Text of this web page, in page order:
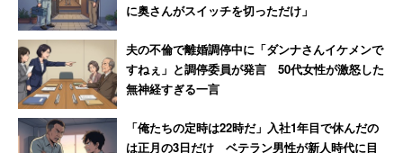
に奥さんがスイッチを切っただけ」
夫の不倫で離婚調停中に「ダンナさんイケメンで
すねぇ」と調停委員が発言 50代女性が激怒した
無神経すぎる一言
「俺たちの定時は22時だ」入社1年目で休んだの
は正月の3日だけ ベテラン男性が新人時代に目